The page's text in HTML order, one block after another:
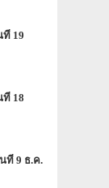
ที่ 19
ที่ 18
ที่ 9 ธ.ค.